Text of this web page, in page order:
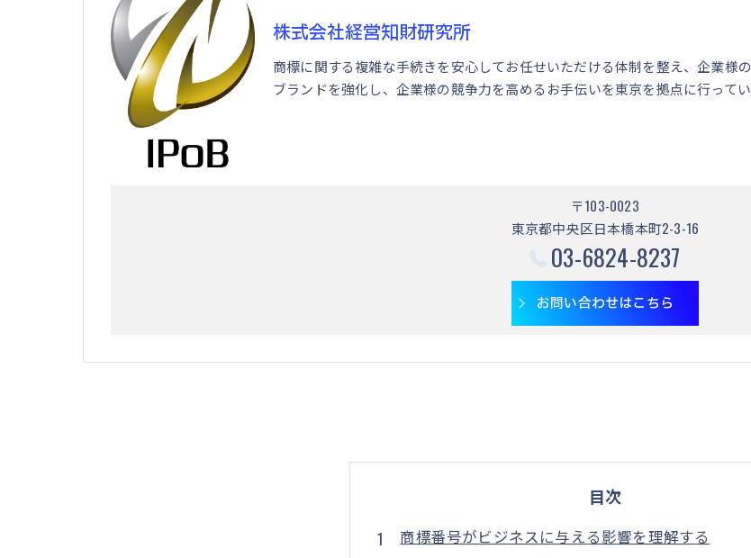
株式会社経営知財研究所
商標に関する複雑な手続きを安心してお任せいただける体制を整え、企業様
ブランドを強化し、企業様の競争力を高めるお手伝いを東京を拠点に行ってい
〒103-0023
東京都中央区日本橋本町2-3-16
03-6824-8237
お問い合わせはこちら
目次
商標番号がビジネスに与える影響を理解する